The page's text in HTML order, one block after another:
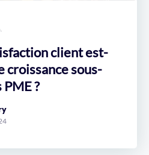
client est-
croissance sous-
?